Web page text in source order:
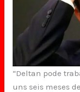
“Deltan pode
uns seis meses